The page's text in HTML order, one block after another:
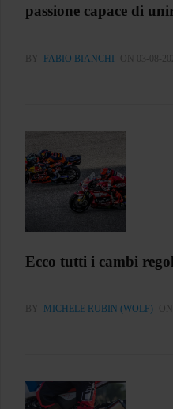
passione capace di
BY FABIO BIANCHI ON 03-08-
Ecco tutti i cambi
BY MICHELE RUBIN (WOLF)